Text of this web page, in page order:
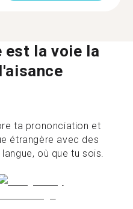
est la voie la
ta prononciation et
étrangère avec des
où que tu sois.